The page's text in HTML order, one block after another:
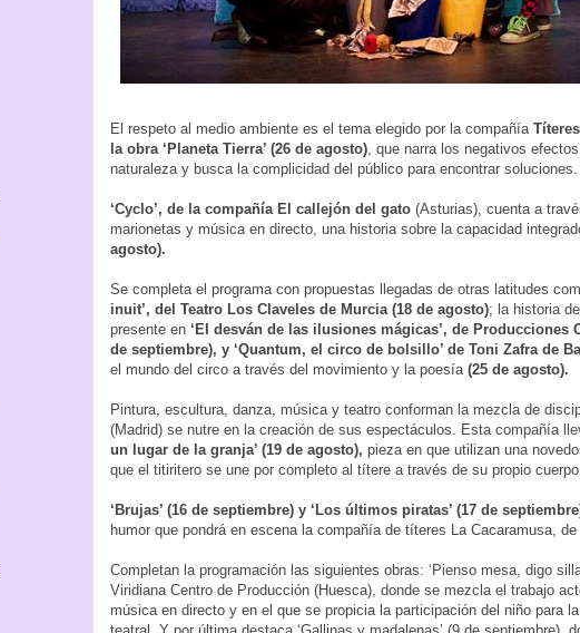
El respeto al medio ambiente es el tema elegido por la compañía
la obra ‘Planeta Tierra’ (26 de agosto) , que narra los negativos
naturaleza y busca la complicidad del público para encontrar soluciones.
‘Cyclo’, de la compañía El callejón del gato (Asturias), cuenta a
marionetas y música en directo, una historia sobre la capacidad
agosto).
Se completa el programa con propuestas llegadas de otras latitudes
inuit’, del Teatro Los Claveles de Murcia (18 de agosto); la historia
presente en ‘El desván de las ilusiones mágicas’, de Producciones
de septiembre), y ‘Quantum, el circo de bolsillo’ de Toni Zafra de
el mundo del circo a través del movimiento y la poesía (25 de agosto).
Pintura, escultura, danza, música y teatro conforman la mezcla de
(Madrid) se nutre en la creación de sus espectáculos. Esta compañía
un lugar de la granja’ (19 de agosto), pieza en que utilizan una
que el titiritero se une por completo al títere a través de su propio cuerpo.
‘Brujas’ (16 de septiembre) y ‘Los últimos piratas’ (17 de
humor que pondrá en escena la compañía de títeres La Cacaramusa, de
Completan la programación las siguientes obras: ‘Pienso mesa, digo
Viridiana Centro de Producción (Huesca), donde se mezcla el trabajo
música en directo y en el que se propicia la participación del niño para